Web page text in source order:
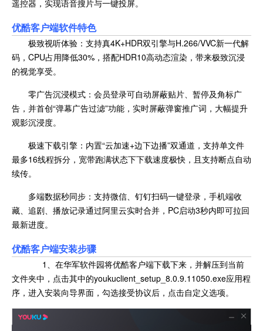
遥控器，实现语音搜片与一键投屏。
优酷客户端软件特色
极致视听体验：支持真4K+HDR双引擎与H.266/VVC新一代解
码，CPU占用降低30%，搭配HDR10高动态渲染，带来极致沉浸
的视觉享受。
零广告沉浸模式：会员登录可自动屏蔽贴片、暂停及角标广
告，并首创“弹幕广告过滤”功能，实时屏蔽弹窗推广词，大幅提升
观影沉浸度。
极速下载引擎：内置“云加速+边下边播”双通道，支持单文件
最多16线程拆分，宽带跑满状态下下载速度极快，且支持断点自动
续传。
多端数据秒同步：支持微信、钉钉扫码一键登录，手机端收
藏、追剧、播放记录通过阿里云实时合并，PC启动3秒内即可拉回
最新进度。
优酷客户端安装步骤
1、在华军软件园将优酷客户端下载下来，并解压到当前
文件夹中，点击其中的youkuclient_setup_8.0.9.11050.exe应用程
序，进入安装向导界面，勾选接受协议后，点击自定义选项。